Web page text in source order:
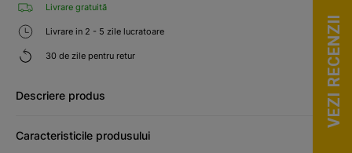
Livrare gratuită
Livrare in 2 - 5 zile lucratoare
30 de zile pentru retur
Descriere produs
Caracteristicile produsului
VEZI RECENZII